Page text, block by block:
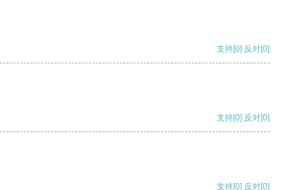
支持[0] 反对[0]
支持[0] 反对[0]
支持[0] 反对[0]